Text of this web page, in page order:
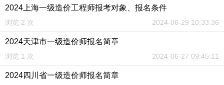
2024上海一级造价工程师报考对象、报名条件
浏览 2 次 2024-06-29 10:33:36
2024天津市一级造价师报名简章
浏览 1 次 2024-06-27 09:45:11
2024四川省一级造价师报名简章